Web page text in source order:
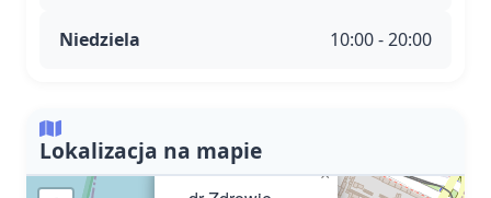
Niedziela 10:00 - 20:00
Lokalizacja na mapie
×